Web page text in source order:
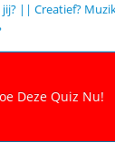
|| Creatief?